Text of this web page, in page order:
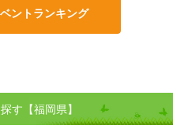
ントランキング
す【福岡県】